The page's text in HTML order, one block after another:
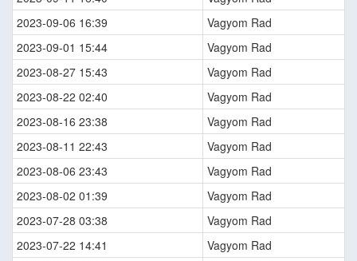
2023-09-06 16:39
Vagyom Rad
2023-09-01 15:44
Vagyom Rad
2023-08-27 15:43
Vagyom Rad
2023-08-22 02:40
Vagyom Rad
2023-08-16 23:38
Vagyom Rad
2023-08-11 22:43
Vagyom Rad
2023-08-06 23:43
Vagyom Rad
2023-08-02 01:39
Vagyom Rad
2023-07-28 03:38
Vagyom Rad
2023-07-22 14:41
Vagyom Rad